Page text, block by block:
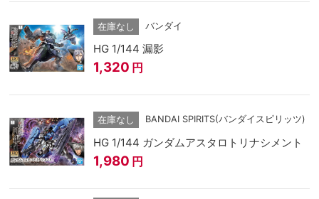
在庫なし バンダイ
HG 1/144 漏影
1,320 円
在庫なし BANDAI SPIRITS(バンダイスピリッツ)
HG 1/144 ガンダムアスタロトリナシメント
1,980 円